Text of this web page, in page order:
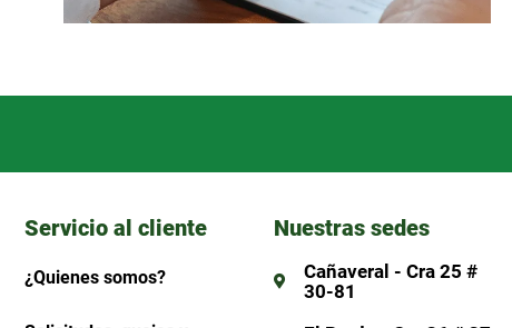
Servicio al cliente
¿Quienes somos?
Nuestras sedes
Cañaveral - Cra 25 #
30-81